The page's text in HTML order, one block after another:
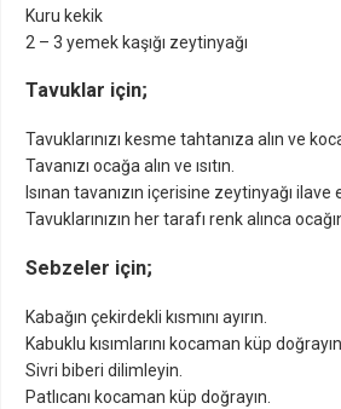
Kuru kekik
2 – 3 yemek kaşığı zeytinyağı
Tavuklar için;
Tavuklarınızı kesme tahtanıza alın ve
Tavanızı ocağa alın ve ısıtın.
Isınan tavanızın içerisine zeytinyağı
Tavuklarınızın her tarafı renk alınca
Sebzeler için;
Kabağın çekirdekli kısmını ayırın.
Kabuklu kısımlarını kocaman küp doğrayın.
Sivri biberi dilimleyin.
Patlıcanı kocaman küp doğrayın.